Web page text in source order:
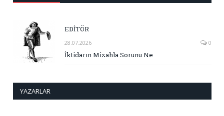
EDİTÖR
28.07.2026 0
İktidarın Mizahla Sorunu Ne
YAZARLAR